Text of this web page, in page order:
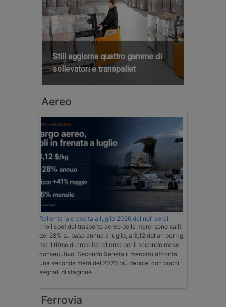
Still aggiorna quattro gamme di
sollevatori e transpallet
Aereo
Rallenta la crescita a luglio 2026 dei noli aerei
I noli spot del trasporto aereo delle merci sono saliti
del 28% su base annua a luglio, a 3,12 dollari per kg,
ma il ritmo di crescita rallenta per il secondo mese
consecutivo. Secondo Xeneta il mercato affronta
una seconda metà del 2026 più debole, con pochi
segnali di stagione …
Ferrovia